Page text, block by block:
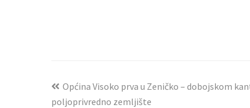
Općina Visoko prva u Zeničko – dobojskom
poljoprivredno zemljište